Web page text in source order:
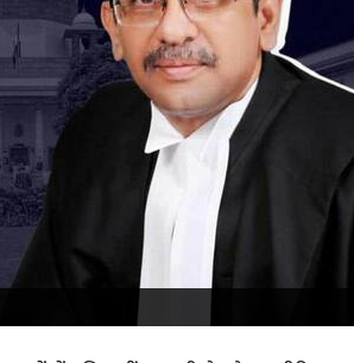
लगभग थम गया है। अधिकतर
सुनवाई फिर से शुरू करने पर चर्चा होने
एनवी रमन्ना ने कहा है कि
कोरोना
ने की शारीरिक सुनवाई की मांग
को हुई किसी मामले को लेकर शारीरिक
(SCBA) के अध्यक्ष और वरिष्ठ वकील